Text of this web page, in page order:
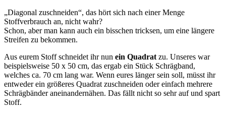
„Diagonal zuschneiden“, das hört sich nach einer Menge
Stoffverbrauch an, nicht wahr?
Schon, aber man kann auch ein bisschen tricksen, um eine längere
Streifen zu bekommen.
Aus eurem Stoff schneidet ihr nun ein Quadrat zu. Unseres war
beispielsweise 50 x 50 cm, das ergab ein Stück Schrägband,
welches ca. 70 cm lang war. Wenn eures länger sein soll, müsst ihr
entweder ein größeres Quadrat zuschneiden oder einfach mehrere
Schrägbänder aneinandernähen. Das fällt nicht so sehr auf und spart
Stoff.